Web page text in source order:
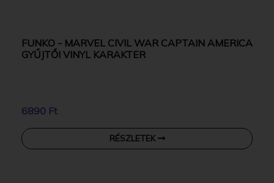
FUNKO - MARVEL CIVIL WAR CAPTAIN AMERICA
GYŰJTŐI VINYL KARAKTER
6890 Ft
RÉSZLETEK